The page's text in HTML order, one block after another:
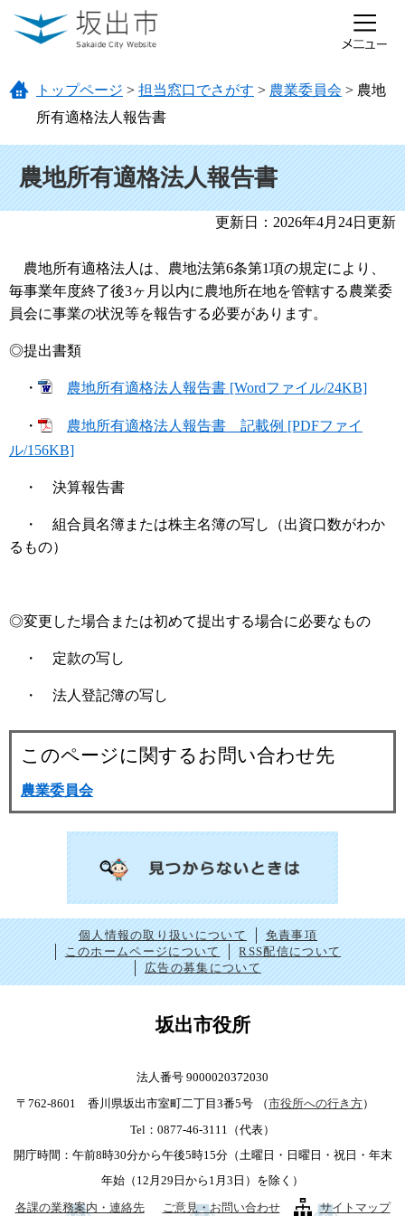
ページの先頭です。
メニューを飛ばして本文へ
トップページ > 担当窓口でさがす > 農業委員会 > 農地
所有適格法人報告書
農地所有適格法人報告書
更新日：2026年4月24日更新
農地所有適格法人は、農地法第6条第1項の規定により、
毎事業年度終了後3ヶ月以内に農地所在地を管轄する農業委
員会に事業の状況等を報告する必要があります。
◎提出書類
・ 農地所有適格法人報告書 [Wordファイル/24KB]
・
農地所有適格法人報告書 記載例 [PDFファイ
ル/156KB]
・ 決算報告書
・ 組合員名簿または株主名簿の写し（出資口数がわか
るもの）
◎変更した場合または初めて提出する場合に必要なもの
・ 定款の写し
・ 法人登記簿の写し
このページに関するお問い合わせ先
農業委員会
個人情報の取り扱いについて
免責事項
このホームページについて
RSS配信について
広告の募集について
坂出市役所
法人番号 9000020372030
〒762-8601 香川県坂出市室町二丁目3番5号
（市役所への行き方）
Tel：0877-46-3111（代表）
開庁時間：午前8時30分から午後5時15分（土曜日・日曜日・祝日・年末
年始（12月29日から1月3日）を除く）
各課の業務案内・連絡先
ご意見・お問い合わせ サイトマップ